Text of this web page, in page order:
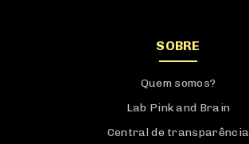
SOBRE
Quem somos?
Lab Pink and Brain
Central de transparência